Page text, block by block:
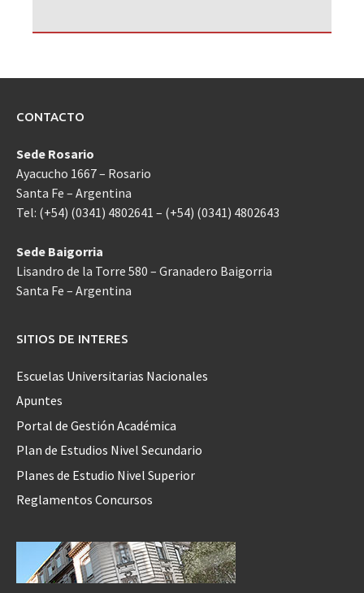
CONTACTO
Sede Rosario
Ayacucho 1667 – Rosario
Santa Fe – Argentina
Tel: (+54) (0341) 4802641 – (+54) (0341) 4802643
Sede Baigorria
Lisandro de la Torre 580 – Granadero Baigorria
Santa Fe – Argentina
SITIOS DE INTERES
Escuelas Universitarias Nacionales
Apuntes
Portal de Gestión Académica
Plan de Estudios Nivel Secundario
Planes de Estudio Nivel Superior
Reglamentos Concursos